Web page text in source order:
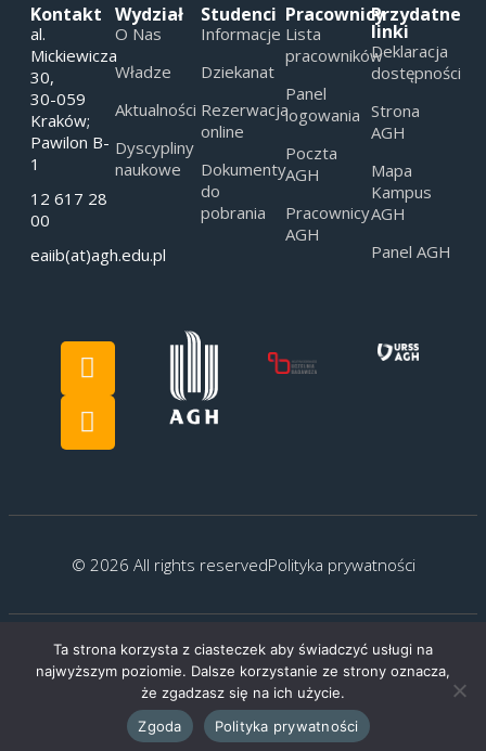
Kontakt
al.
Mickiewicza
30,
30-059
Kraków;
Pawilon B-
1
12 617 28
00
eaiib(at)agh.edu.pl
Wydział
O Nas
Władze
Aktualności
Dyscypliny
naukowe
Studenci
Informacje
Dziekanat
Rezerwacja
online
Dokumenty
do
pobrania
Pracownicy
Lista
pracowników
Panel
logowania
Poczta
AGH
Pracownicy
AGH
Przydatne
linki
Deklaracja
dostępności
Strona
AGH
Mapa
Kampus
AGH
Panel AGH
© 2026 All rights reservedPolityka prywatności
Created by: G.Kocyłowski
Ta strona korzysta z ciasteczek aby świadczyć usługi na
najwyższym poziomie. Dalsze korzystanie ze strony oznacza,
że zgadzasz się na ich użycie.
Zgoda
Polityka prywatności